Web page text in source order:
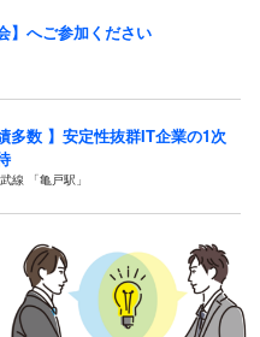
】へご参加ください
多数 】安定性抜群IT企業の1次
線 「亀戸駅」